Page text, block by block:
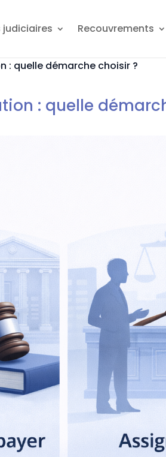
judiciaires Recouvrements
: quelle démarche choisir ?
: quelle